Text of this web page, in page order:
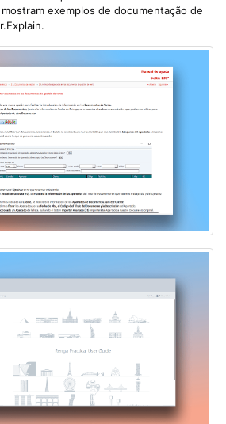
exemplos de documentação de